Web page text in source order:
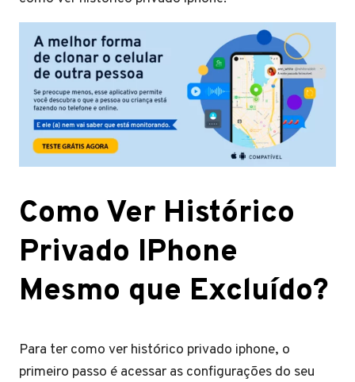
Como Ver Histórico
Privado IPhone
Mesmo que Excluído?
Para ter como ver histórico privado iphone, o
primeiro passo é acessar as configurações do seu